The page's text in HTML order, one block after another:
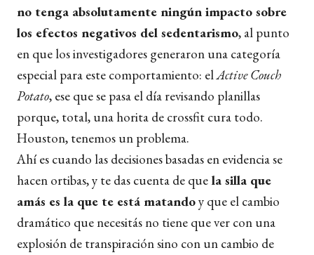
no tenga absolutamente ningún impacto sobre
los efectos negativos del sedentarismo, al punto
en que los investigadores generaron una categoría
especial para este comportamiento: elActive Couch
Potato, ese que se pasa el día revisando planillas
porque, total, una horita de crossfit cura todo.
Houston, tenemos un problema.
Ahí es cuando las decisiones basadas en evidencia se
hacen ortibas, y te das cuenta de que la silla que
amás es la que te está matandoy que el cambio
dramático que necesitás no tiene que ver con una
explosión de transpiración sino con un cambio de